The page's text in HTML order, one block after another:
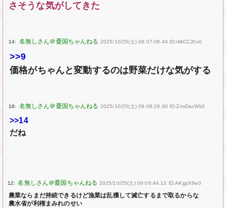
さそうな気がしてきた
14: 2025/10/25(土) 09:07:08.44 ID:iMrCCJ0v0
>>9
価格がちゃんと変動するのは野菜だけな気がする
18: 2025/10/25(土) 09:08:29.60 ID:Z/mDacWk0
>>14
だね
12: 2025/10/25(土) 09:06:44.13 ID:AKjgtX9e0
農業ならまだ持続できるけど漁業は乱獲して滅亡するまで取るからな
農水省が利権まみれのせい